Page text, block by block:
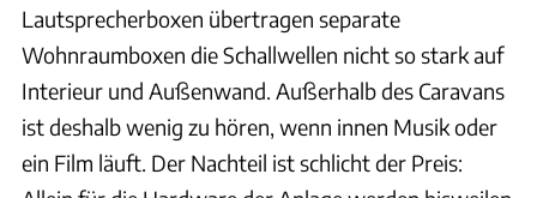
Lautsprecherboxen übertragen separate
Wohnraumboxen die Schallwellen nicht so stark auf
Interieur und Außenwand. Außerhalb des Caravans
ist deshalb wenig zu hören, wenn innen Musik oder
ein Film läuft. Der Nachteil ist schlicht der Preis: